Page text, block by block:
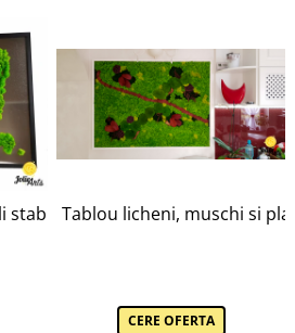
harta lumii, Joie Arts,
Tablou licheni, muschi si
CERE OFERTA